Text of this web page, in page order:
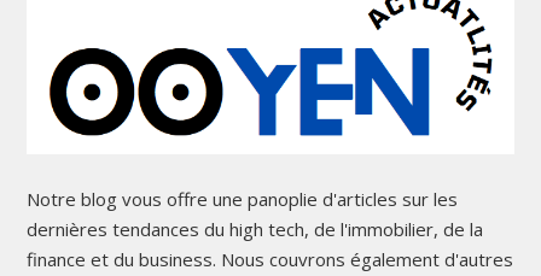
Notre blog vous offre une panoplie d'articles sur les
dernières tendances du high tech, de l'immobilier, de la
finance et du business. Nous couvrons également d'autres